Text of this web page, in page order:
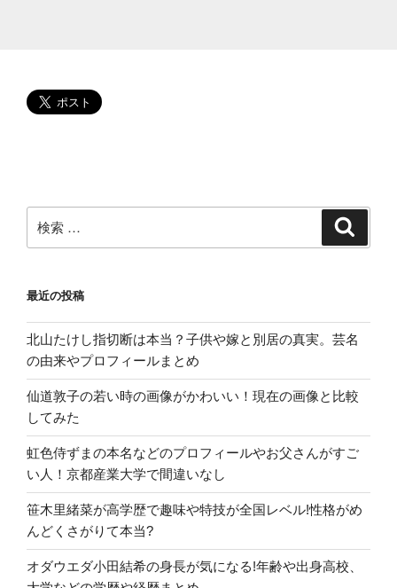
駐
車
況
索:
最近の投稿
北山たけし指切断は本当？子供や嫁と別居の真実。芸名
の由来やプロフィールまとめ
仙道敦子の若い時の画像がかわいい！現在の画像と比較
してみた
虹色侍ずまの本名などのプロフィールやお父さんがすご
い人！京都産業大学で間違いなし
笹木里緒菜が高学歴で趣味や特技が全国レベル!性格がめ
んどくさがりて本当?
オダウエダ小田結希の身長が気になる!年齢や出身高校、